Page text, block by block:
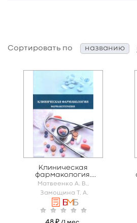
Сортировать по названию
Клиническая
фармакология.
Фармакотерапия
Матвеенко А. В.,
Замощина Т. А.